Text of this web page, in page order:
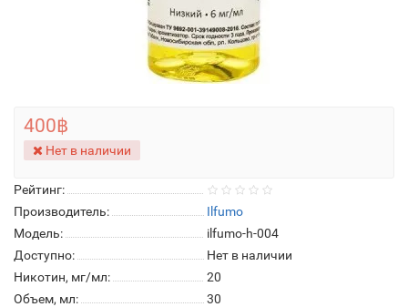
Рейтинг:
Производитель:
Ilfumo
Модель:
ilfumo-h-004
Доступно:
Нет в наличии
Никотин, мг/мл:
20
Объем, мл:
30
400฿
Нет в наличии